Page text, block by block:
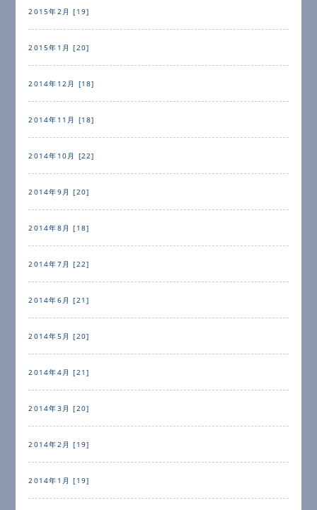
2015年2月 [19]
2015年1月 [20]
2014年12月 [18]
2014年11月 [18]
2014年10月 [22]
2014年9月 [20]
2014年8月 [18]
2014年7月 [22]
2014年6月 [21]
2014年5月 [20]
2014年4月 [21]
2014年3月 [20]
2014年2月 [19]
2014年1月 [19]